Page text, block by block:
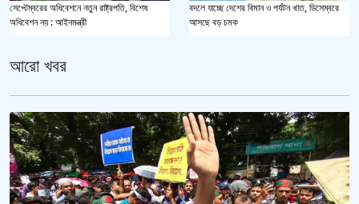
সেপ্টেম্বরের অধিবেশনে নতুন রাষ্ট্রপতি, বিশেষ
অধিবেশন নয় : আইনমন্ত্রী
বদলে যাচ্ছে দেশের বিমান ও পর্যটন খাত, ডিসেম্বরে
আসছে বড় চমক
আরো খবর